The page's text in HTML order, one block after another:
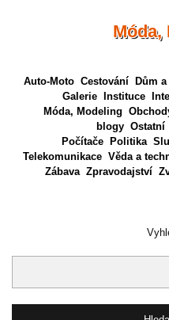
Móda,
Auto-Moto Cestování Dům
Galerie
Instituce
Móda, Modeling
blogy Ostatní
Počítače
Politika
Telekomunikace Věda a
Zábava Zpravodajství